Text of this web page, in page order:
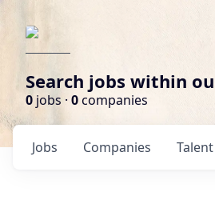
Search jobs within
0 jobs · 0companies
Jobs Companies Talent